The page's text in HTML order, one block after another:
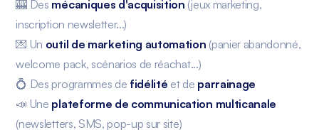
🎰 Des mécaniques d'acquisition (jeux marketing,
inscription newsletter...)
💌 Un outil de marketing automation (panier abandonné,
welcome pack, scénarios de réachat...)
💍 Des programmes de fidélité et de parrainage
📣 Une plateforme de communication multicanale
(newsletters, SMS, pop-up sur site)